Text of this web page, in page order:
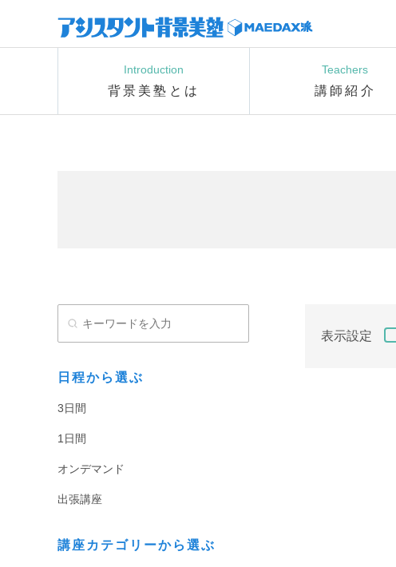
Introduction
背景美塾とは
Teachers
講師紹介
日程から選ぶ
3日間
1日間
オンデマンド
出張講座
講座カテゴリーから選ぶ
表示設定